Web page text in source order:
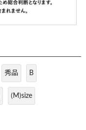
秀品 B
(M)size